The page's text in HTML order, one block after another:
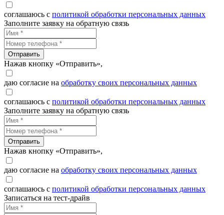
соглашаюсь с политикой обработки персональных данных
Заполните заявку на обратную связь
Отправить
Нажав кнопку «Отправить»,
даю согласие на обработку своих персональных данных
соглашаюсь с политикой обработки персональных данных
Заполните заявку на обратную связь
Отправить
Нажав кнопку «Отправить»,
даю согласие на обработку своих персональных данных
соглашаюсь с политикой обработки персональных данных
Записаться на тест-драйв